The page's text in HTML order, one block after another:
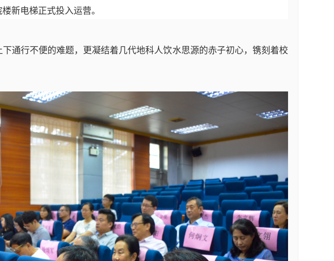
新电梯正式投入运营。
通行不便的难题，更凝结着几代地科人饮水思源的赤子初心，镌刻着校